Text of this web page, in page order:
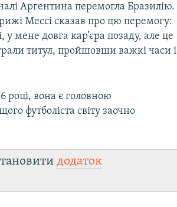
Аргентина перемогла Бразилію.
Мессі сказав про цю перемогу:
мене довга кар’єра позаду, але це
титул, пройшовши важкі часи і
році, вона є головною
футболіста світу заочно
додаток